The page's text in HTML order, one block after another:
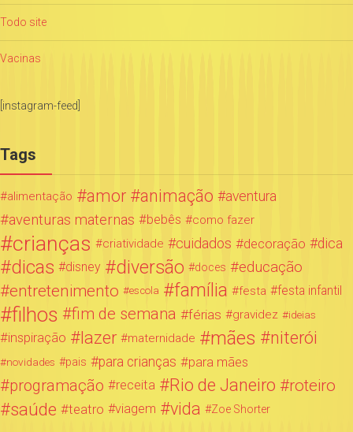
Todo site
Vacinas
[instagram-feed]
Tags
alimentação amor animação aventura
aventuras maternas bebês como fazer
crianças criatividade cuidados decoração dica
dicas disney diversão doces educação
entretenimento escola família festa festa infantil
filhos fim de semana férias gravidez ideias
inspiração lazer maternidade mães niterói
novidades pais para crianças para mães
programação receita Rio de Janeiro roteiro
saúde teatro viagem vida Zoe Shorter